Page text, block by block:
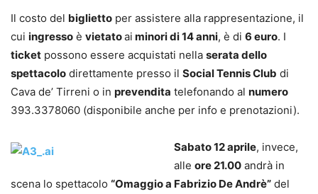
Il costo del biglietto per assistere alla rappresentazione, il
cui ingresso è vietatoai minori di 14 anni, è di 6 euro. I
ticket possono essere acquistati nella serata dello
spettacolo direttamente presso il Social Tennis Club di
Cava de’ Tirreni o in prevendita telefonando al numero
393.3378060 (disponibile anche per info e prenotazioni).
Sabato 12 aprile, invece,
alle ore 21.00 andrà in
scena lo spettacolo “Omaggio a Fabrizio De Andrè” del